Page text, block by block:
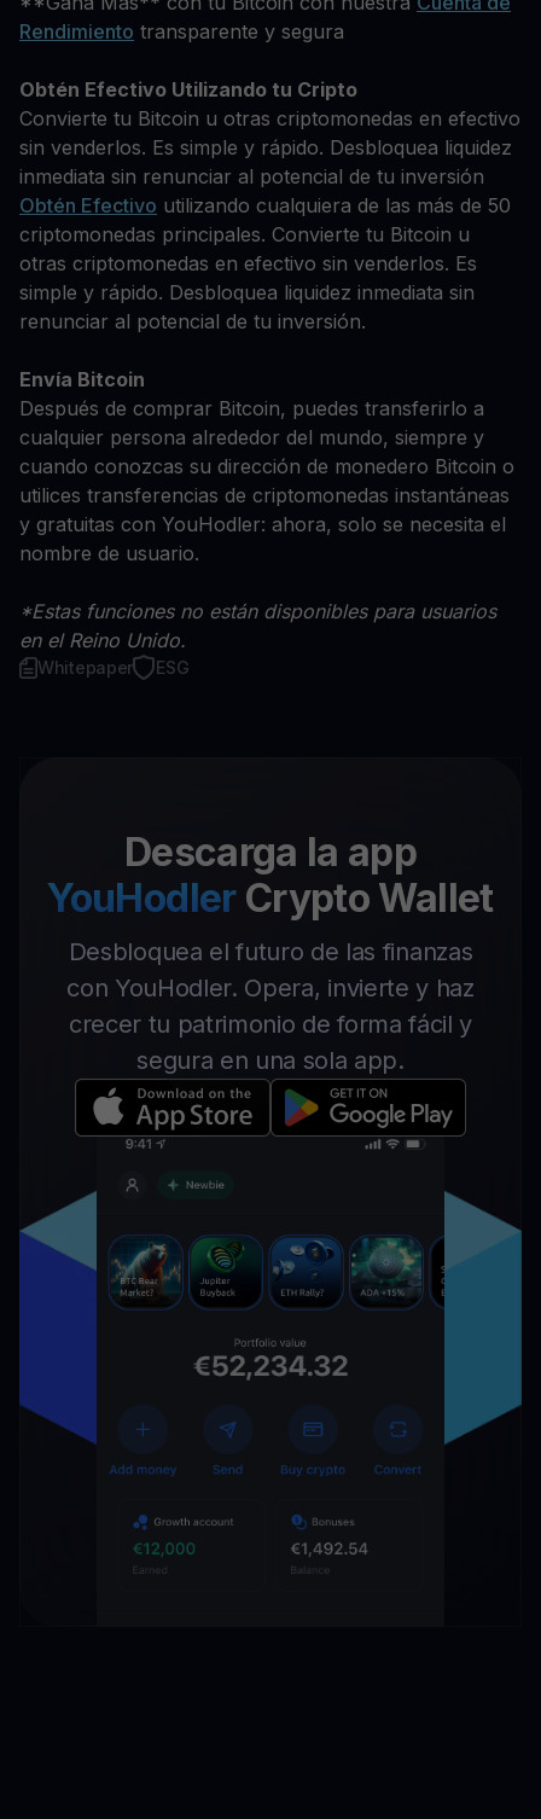
Rendimiento transparente y segura
Obtén Efectivo Utilizando tu Cripto
Convierte tu Bitcoin u otras criptomonedas en efectivo
sin venderlos. Es simple y rápido. Desbloquea liquidez
inmediata sin renunciar al potencial de tu inversión
Obtén Efectivo utilizando cualquiera de las más de 50
criptomonedas principales. Convierte tu Bitcoin u
otras criptomonedas en efectivo sin venderlos. Es
simple y rápido. Desbloquea liquidez inmediata sin
renunciar al potencial de tu inversión.
Envía Bitcoin
Después de comprar Bitcoin, puedes transferirlo a
cualquier persona alrededor del mundo, siempre y
cuando conozcas su dirección de monedero Bitcoin o
utilices transferencias de criptomonedas instantáneas
y gratuitas con YouHodler: ahora, solo se necesita el
nombre de usuario.
*Estas funciones no están disponibles para usuarios
en el Reino Unido.
Whitepaper ESG
Descarga la app
YouHodler Crypto Wallet
Desbloquea el futuro de las finanzas
con YouHodler. Opera, invierte y haz
crecer tu patrimonio de forma fácil y
segura en una sola app.